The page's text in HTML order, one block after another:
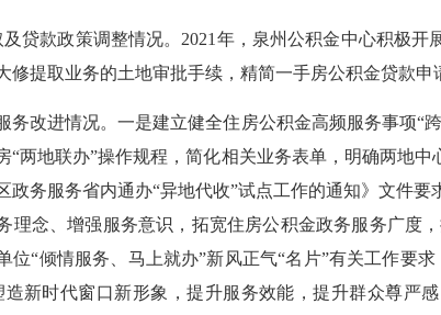
款政策调整情况。2021年，泉州公积金中心积极开
修提取业务的土地审批手续，精简一手房公积金贷款
进情况。一是建立健全住房公积金高频服务事项“
“两地联办”操作规程，简化相关业务表单，明确两地
政务服务省内通办“异地代收”试点工作的通知》文件
理念、增强服务意识，拓宽住房公积金政务服务广度
位“倾情服务、马上就办”新风正气“名片”有关工作要
造新时代窗口新形象，提升服务效能，提升群众尊严